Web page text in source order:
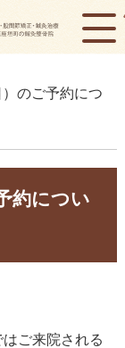
のご予約につ
約につい
ご来院される